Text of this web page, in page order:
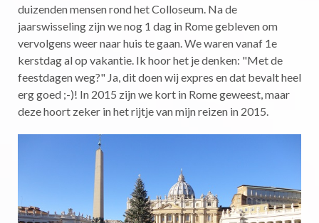
duizenden mensen rond het Colloseum. Na de
jaarswisseling zijn we nog 1 dag in Rome gebleven om
vervolgens weer naar huis te gaan. We waren vanaf 1e
kerstdag al op vakantie. Ik hoor het je denken: "Met de
feestdagen weg?" Ja, dit doen wij expres en dat bevalt heel
erg goed ;-)! In 2015 zijn we kort in Rome geweest, maar
deze hoort zeker in het rijtje van mijn reizen in 2015.